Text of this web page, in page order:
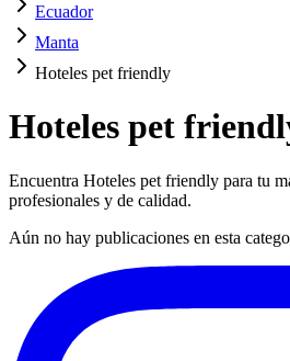
Ecuador
Manta
Hoteles pet friendly
Hoteles pet
Encuentra Hoteles pet friendly para tu
profesionales y de calidad.
Aún no hay publicaciones en esta